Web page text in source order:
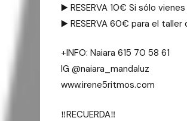
▶️ RESERVA 10€ Si sólo
▶️ RESERVA 60€ para el taller
+INFO: Naiara 615 70 58 61
IG @naiara_mandaluz
www.irene5ritmos.com
‼️RECUERDA‼️